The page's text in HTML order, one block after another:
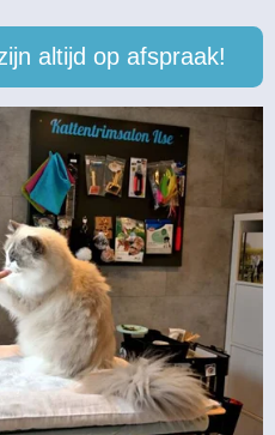
altijd op afspraak!